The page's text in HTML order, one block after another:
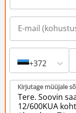
+372
Kirjutage müüjale